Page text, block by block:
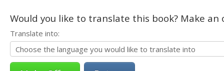
Would you like to translate this book? Make
Translate into: